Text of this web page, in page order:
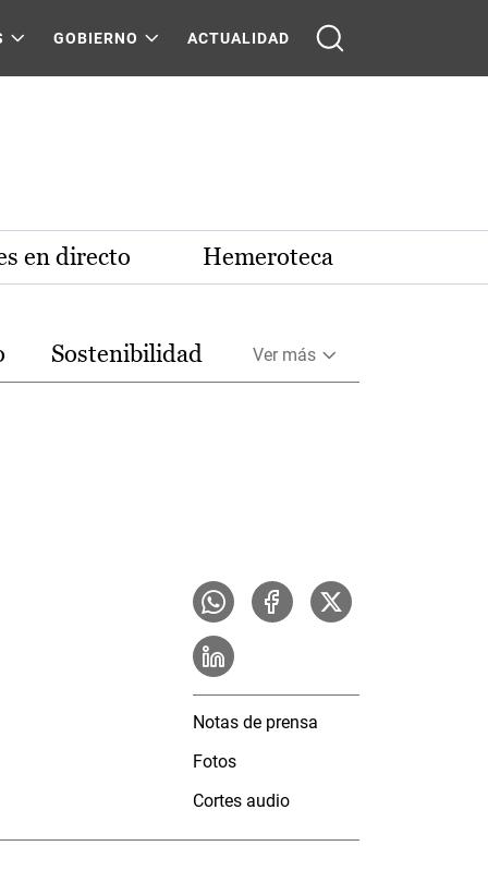
GOBIERNO ACTUALIDAD
en directo Hemeroteca
Sostenibilidad Ver más
Notas de prensa
Fotos
Cortes audio